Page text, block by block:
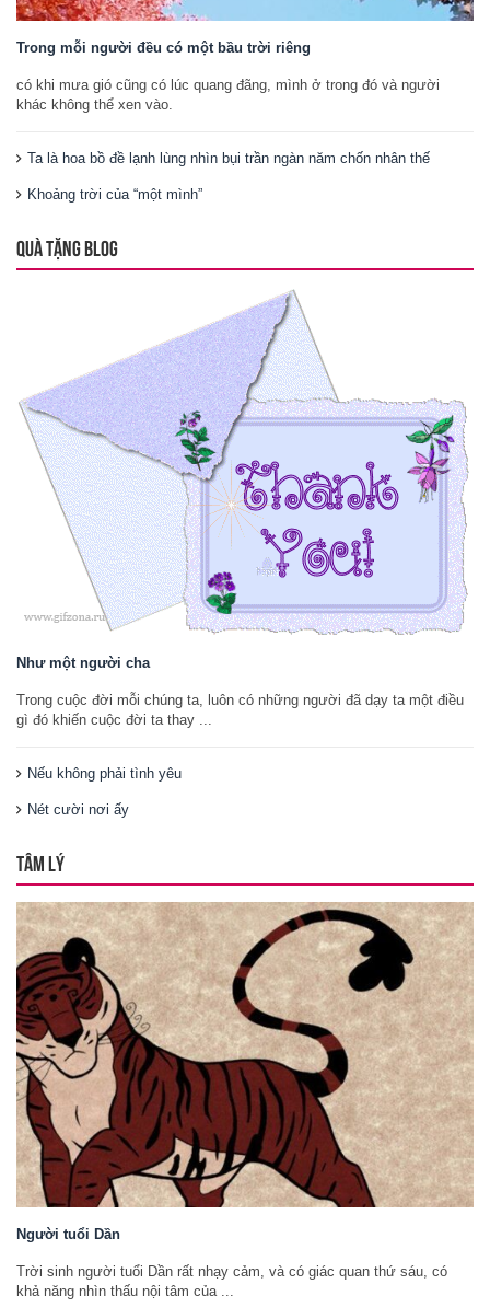
Trong mỗi người đều có một bầu trời riêng
có khi mưa gió cũng có lúc quang đãng, mình ở trong đó và người
khác không thể xen vào.
Ta là hoa bồ đề lạnh lùng nhìn bụi trần ngàn năm chốn nhân thế
Khoảng trời của “một mình”
QUÀ TẶNG BLOG
Như một người cha
Trong cuộc đời mỗi chúng ta, luôn có những người đã dạy ta một điều
gì đó khiến cuộc đời ta thay ...
Nếu không phải tình yêu
Nét cười nơi ấy
TÂM LÝ
Người tuổi Dần
Trời sinh người tuổi Dần rất nhạy cảm, và có giác quan thứ sáu, có
khả năng nhìn thấu nội tâm của ...